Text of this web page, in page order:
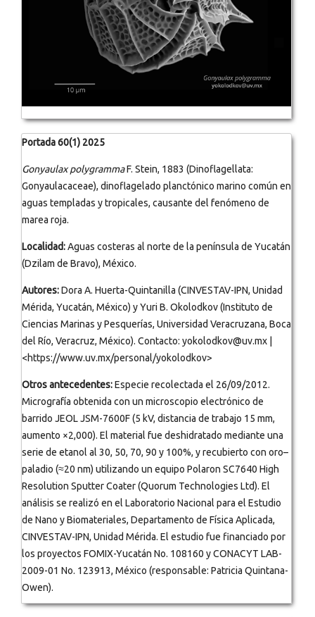
Portada 60(1) 2025
Gonyaulax polygrammaF. Stein, 1883 (Dinoflagellata:
Gonyaulacaceae), dinoflagelado planctónico marino común en
aguas templadas y tropicales, causante del fenómeno de
marea roja.
Localidad:Aguas costeras al norte de la península de Yucatán
(Dzilam de Bravo), México.
Autores:Dora A. Huerta-Quintanilla (CINVESTAV-IPN, Unidad
Mérida, Yucatán, México) y Yuri B. Okolodkov (Instituto de
Ciencias Marinas y Pesquerías, Universidad Veracruzana, Boca
del Río, Veracruz, México). Contacto: yokolodkov@uv.mx |
<https://www.uv.mx/personal/yokolodkov>
Otros antecedentes:Especie recolectada el 26/09/2012.
Micrografía obtenida con un microscopio electrónico de
barrido JEOL JSM-7600F (5 kV, distancia de trabajo 15 mm,
aumento ×2,000). El material fue deshidratado mediante una
serie de etanol al 30, 50, 70, 90 y 100%, y recubierto con oro–
paladio (≈20 nm) utilizando un equipo Polaron SC7640 High
Resolution Sputter Coater (Quorum Technologies Ltd). El
análisis se realizó en el Laboratorio Nacional para el Estudio
de Nano y Biomateriales, Departamento de Física Aplicada,
CINVESTAV-IPN, Unidad Mérida. El estudio fue financiado por
los proyectos FOMIX-Yucatán No. 108160 y CONACYT LAB-
2009-01 No. 123913, México (responsable: Patricia Quintana-
Owen).